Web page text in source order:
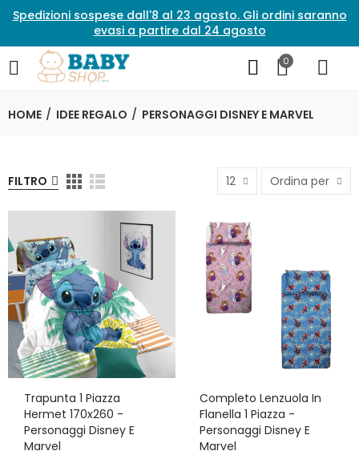
Spedizioni sospese dall'8 al 23 agosto. Gli ordini saranno
evasi a partire dal 24 agosto
0
HOME IDEE REGALO PERSONAGGI DISNEY E MARVEL
FILTRO 12 Ordina per
Trapunta 1 Piazza
Hermet 170x260 -
Personaggi Disney E
Marvel
Completo Lenzuola In
Flanella 1 Piazza -
Personaggi Disney E
Marvel